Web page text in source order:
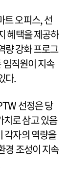
트 오피스, 선
혜택을 제공하
량 강화 프로그
임직원이 지속
다.
선정은 당
치로 삼고 있음
각자의 역량을
경 조성이 지속